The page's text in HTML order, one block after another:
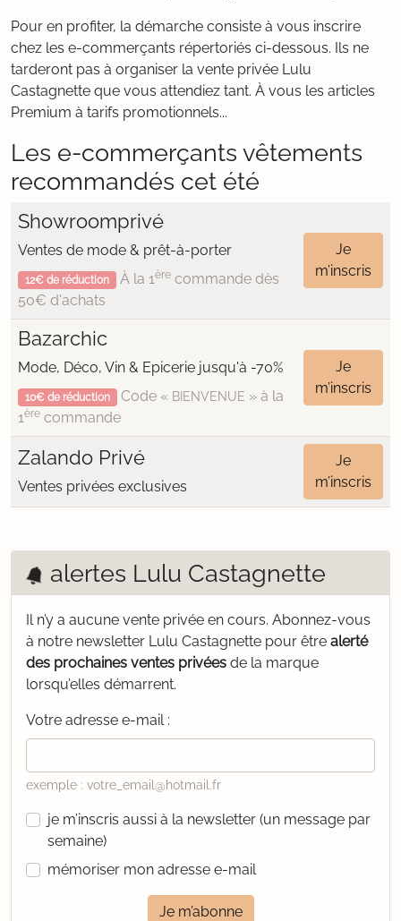
Pour en profiter, la démarche consiste à vous inscrire
chez les e-commerçants répertoriés ci-dessous. Ils ne
tarderont pas à organiser la vente privée Lulu
Castagnette que vous attendiez tant. À vous les articles
Premium à tarifs promotionnels...
Les e-commerçants vêtements
recommandés cet été
Showroomprivé
Ventes de mode & prêt-à-porter
12€ de réduction À la 1èrecommande dès
50€ d'achats
Je
m’inscris
Bazarchic
Mode, Déco, Vin & Epicerie jusqu'à -70%
10€ de réduction Code « BIENVENUE » à la
1ère commande
Je
m’inscris
Zalando Privé
Ventes privées exclusives
Je
m’inscris
alertes Lulu Castagnette
Il n’y a aucune vente privée en cours. Abonnez-vous
à notre newsletter Lulu Castagnette pour être alerté
des prochaines ventes privées de la marque
lorsqu’elles démarrent.
Votre adresse e-mail :
exemple : votre_email@hotmail.fr
je m’inscris aussi à la newsletter (un message par
semaine)
mémoriser mon adresse e-mail
Je m’abonne